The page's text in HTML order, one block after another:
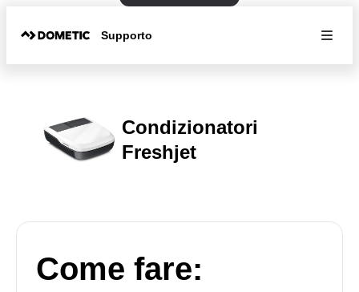
Supporto
Condizionatori
Freshjet
Come fare: